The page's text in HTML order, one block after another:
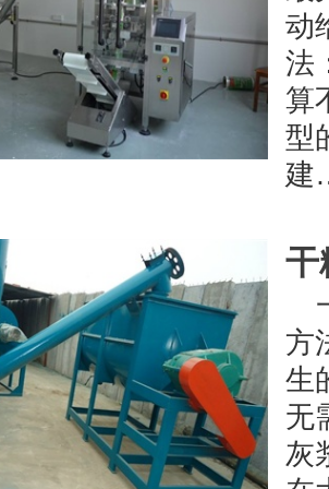
动
法
算
型
干
方
生
无
灰